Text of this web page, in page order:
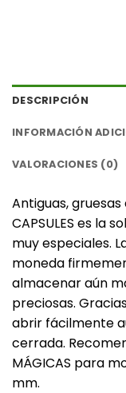
DESCRIPCIÓN
INFORMACIÓN
VALORACIONES (0)
Antiguas,
CAPSULES es la
muy especiales.
moneda
almacenar aún
preciosas.
abrir fácilmente
cerrada.
MÁGICAS para
mm.